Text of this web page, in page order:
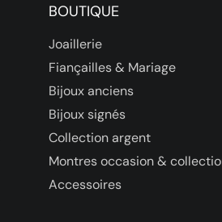
BOUTIQUE
Joaillerie
Fiançailles & Mariage
Bijoux anciens
Bijoux signés
Collection argent
Montres occasion &
Accessoires